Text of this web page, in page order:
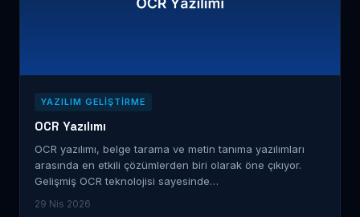
YAZILIM GELIŞTIRME
OCR Yazılımı
OCR yazılımı, belge tarama ve metin tanıma yazılımları
arasında en etkili çözümlerden biri olarak öne çıkıyor.
Gelişmiş OCR teknolojisi sayesinde…
29 Nis 2026